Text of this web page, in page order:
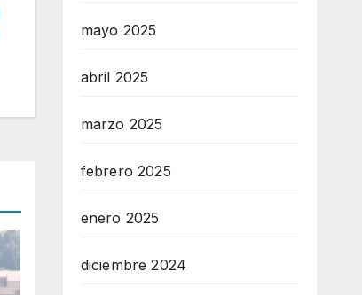
mayo 2025
abril 2025
marzo 2025
febrero 2025
enero 2025
diciembre 2024